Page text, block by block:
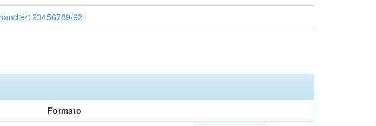
123456789/92
Formato